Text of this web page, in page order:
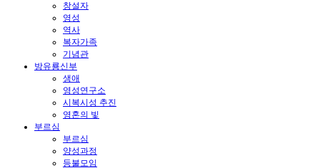
창설자
영성
역사
복자가족
기념관
방유룡신부
생애
영성연구소
시복시성 추진
영혼의 빛
부르심
부르심
양성과정
등불모임